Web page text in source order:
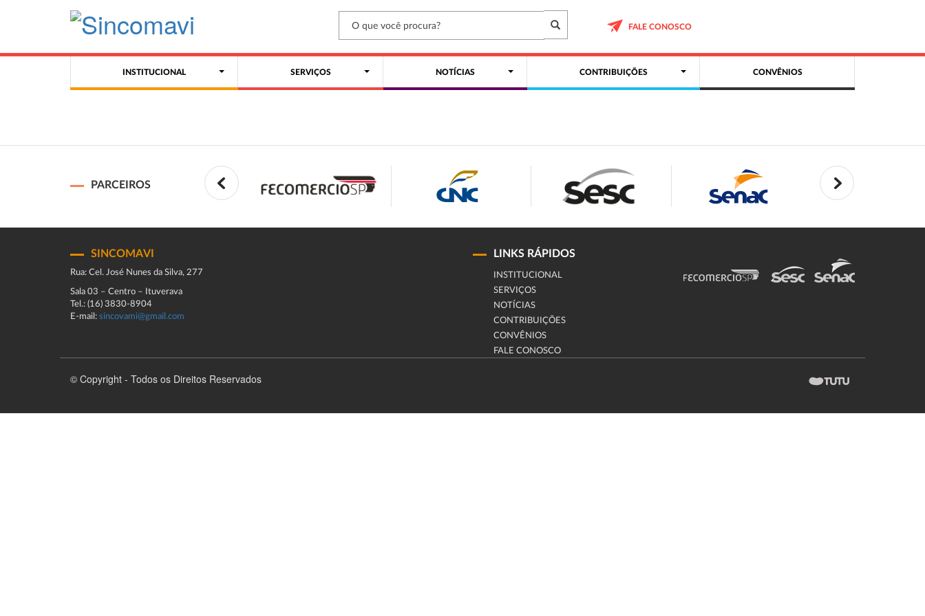
FALE CONOSCO
INSTITUCIONAL SERVIÇOS NOTÍCIAS CONTRIBUIÇÕES CONVÊNIOS
PARCEIROS
SINCOMAVI
Rua: Cel. José Nunes da Silva, 277
Sala 03 – Centro – Ituverava
Tel.: (16) 3830-8904
E-mail: sincovami@gmail.com
LINKS RÁPIDOS
INSTITUCIONAL
SERVIÇOS
NOTÍCIAS
CONTRIBUIÇÕES
CONVÊNIOS
FALE CONOSCO
© Copyright - Todos os Direitos Reservados